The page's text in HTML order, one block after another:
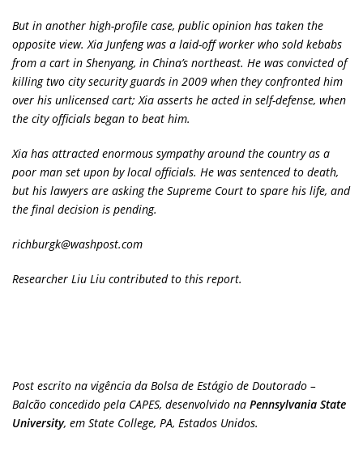
But in another high-profile case, public opinion has taken the
opposite view. Xia Junfeng was a laid-off worker who sold kebabs
from a cart in Shenyang, in China’s northeast. He was convicted of
killing two city security guards in 2009 when they confronted him
over his unlicensed cart; Xia asserts he acted in self-defense, when
the city officials began to beat him.
Xia has attracted enormous sympathy around the country as a
poor man set upon by local officials. He was sentenced to death,
but his lawyers are asking the Supreme Court to spare his life, and
the final decision is pending.
richburgk@washpost.com
Researcher Liu Liu contributed to this report.
Post escrito na vigência da Bolsa de Estágio de Doutorado –
Balcão concedido pela CAPES, desenvolvido na Pennsylvania State
University, em State College, PA, Estados Unidos.